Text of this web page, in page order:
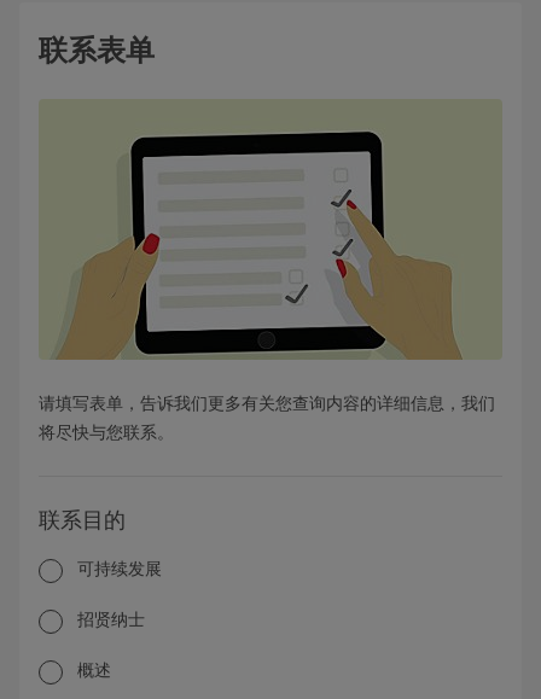
联系表单
请填写表单，告诉我们更多有关您查询内容的详细信息，我们
将尽快与您联系。
联系目的
可持续发展
招贤纳士
概述